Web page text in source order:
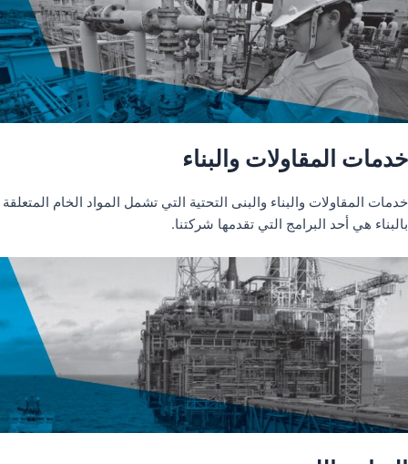
خدمات المقاولات والبناء
خدمات المقاولات والبناء والبنى التحتية التي تشمل المواد الخام المتعلقة
بالبناء هي أحد البرامج التي تقدمها شركتنا.